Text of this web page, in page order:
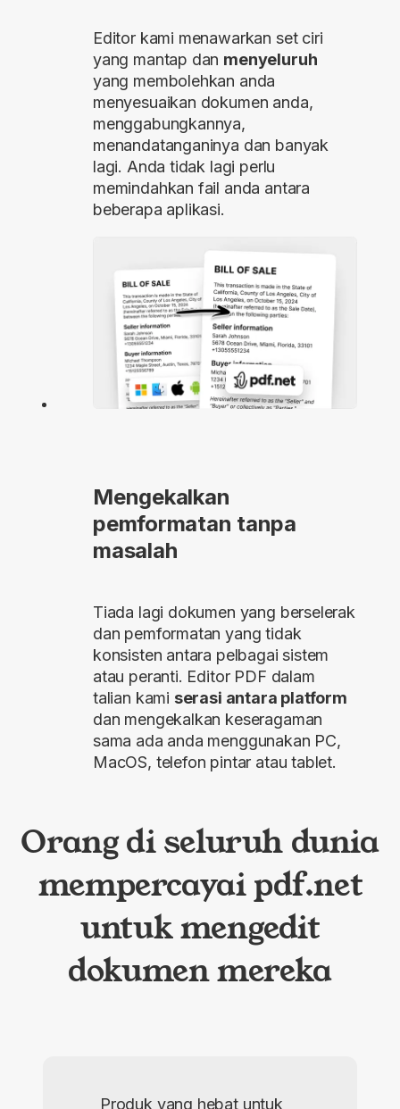
Editor kami menawarkan set ciri
yang mantap dan menyeluruh
yang membolehkan anda
menyesuaikan dokumen anda,
menggabungkannya,
menandatanganinya dan banyak
lagi. Anda tidak lagi perlu
memindahkan fail anda antara
beberapa aplikasi.
Mengekalkan
pemformatan tanpa
masalah
Tiada lagi dokumen yang berselerak
dan pemformatan yang tidak
konsisten antara pelbagai sistem
atau peranti. Editor PDF dalam
talian kami serasi antara platform
dan mengekalkan keseragaman
sama ada anda menggunakan PC,
MacOS, telefon pintar atau tablet.
Orang di seluruh dunia
mempercayai pdf.net
untuk mengedit
dokumen mereka
Produk yang hebat untuk